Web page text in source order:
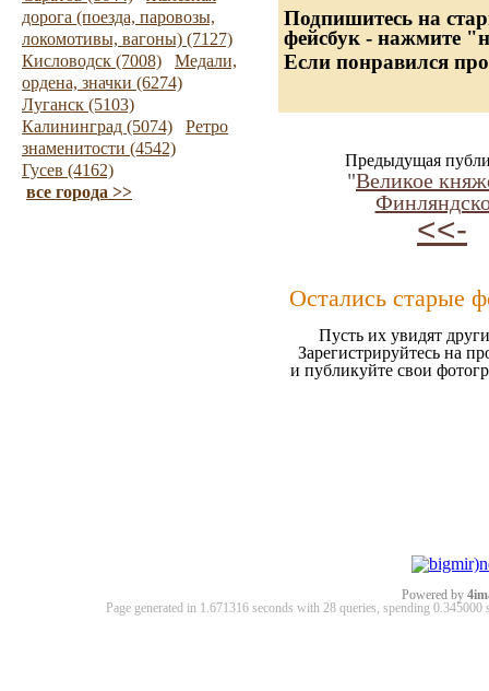
дорога (поезда, паровозы,
локомотивы, вагоны) (7127)
Кисловодск (7008)
Медали,
ордена, значки (6274)
Луганск (5103)
Калининград (5074)
Ретро
знаменитости (4542)
Гусев (4162)
все города >>
Подпишитесь на
фейсбук - нажмите
Если понравился
Предыдущая
"Великое
<<-
Остались старые
Пусть их увидят
Зарегистрируйтесь на
и публикуйте свои
Powered by
Page generated in 1.671316 seconds with 28 queries, spending